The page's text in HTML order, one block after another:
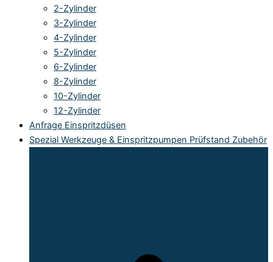
2-Zylinder
3-Zylinder
4-Zylinder
5-Zylinder
6-Zylinder
8-Zylinder
10-Zylinder
12-Zylinder
Anfrage Einspritzdüsen
Spezial Werkzeuge & Einspritzpumpen Prüfstand Zubehör